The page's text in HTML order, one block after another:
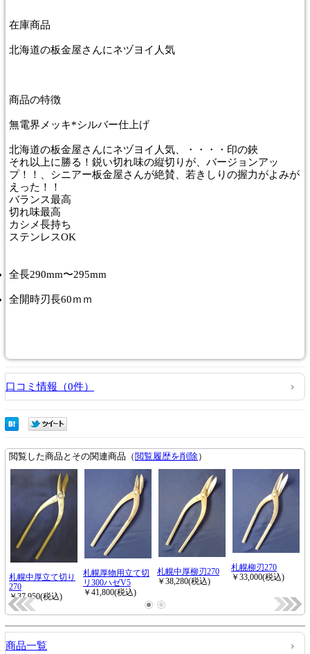
在庫商品
北海道の板金屋さんにネヅヨイ人気
商品の特徴
無電界メッキ*シルバー仕上げ
北海道の板金屋さんにネヅヨイ人気、・・・・印の鋏
それ以上に勝る！鋭い切れ味の縦切りが、バージョンアッ
プ！！、シニアー板金屋さんが絶賛、若きしりの握力がよみが
えった！！
バランス最高
切れ味最高
カシメ長持ち
ステンレスOK
全長290mm〜295mm
全開時刃長60ｍｍ
口コミ情報（0件）
商品一覧